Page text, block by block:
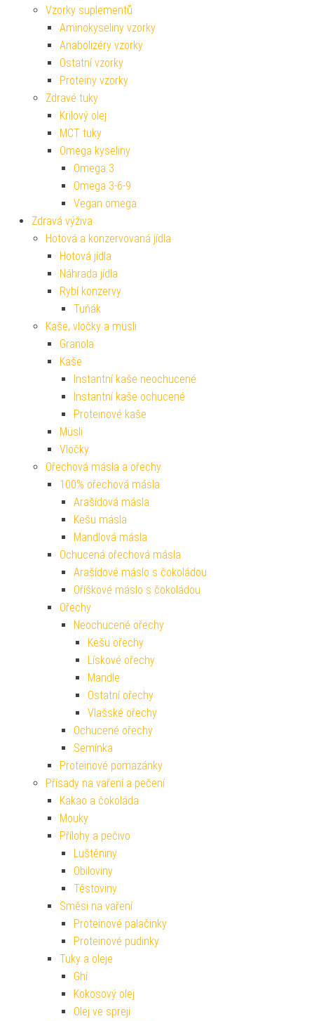
Vzorky suplementů
Aminokyseliny vzorky
Anabolizéry vzorky
Ostatní vzorky
Proteiny vzorky
Zdravé tuky
Krilový olej
MCT tuky
Omega kyseliny
Omega 3
Omega 3-6-9
Vegan omega
Zdravá výživa
Hotová a konzervovaná jídla
Hotová jídla
Náhrada jídla
Rybí konzervy
Tuňák
Kaše, vločky a müsli
Granola
Kaše
Instantní kaše neochucené
Instantní kaše ochucené
Proteinové kaše
Müsli
Vločky
Ořechová másla a ořechy
100% ořechová másla
Arašídová másla
Kešu másla
Mandlová másla
Ochucená ořechová másla
Arašídové máslo s čokoládou
Oříškové máslo s čokoládou
Ořechy
Neochucené ořechy
Kešu ořechy
Lískové ořechy
Mandle
Ostatní ořechy
Vlašské ořechy
Ochucené ořechy
Semínka
Proteinové pomazánky
Přísady na vaření a pečení
Kakao a čokoláda
Mouky
Přílohy a pečivo
Luštěniny
Obiloviny
Těstoviny
Směsi na vaření
Proteinové palačinky
Proteinové pudinky
Tuky a oleje
Ghí
Kokosový olej
Olej ve spreji